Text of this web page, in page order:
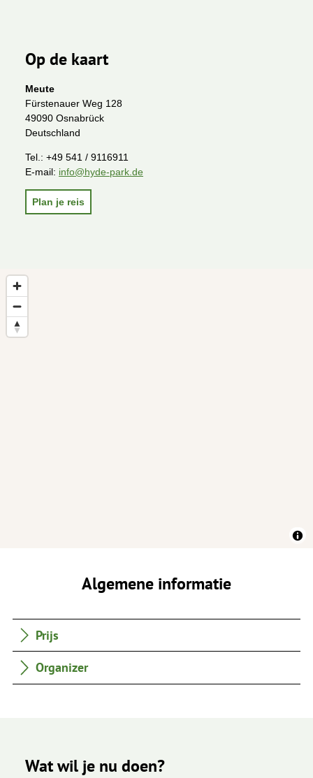
Op de kaart
Meute
Fürstenauer Weg 128
49090 Osnabrück
Deutschland
Tel.: +49 541 / 9116911
E-mail: info@hyde-park.de
Plan je reis
Algemene informatie
Prijs
Organizer
Wat wil je nu doen?